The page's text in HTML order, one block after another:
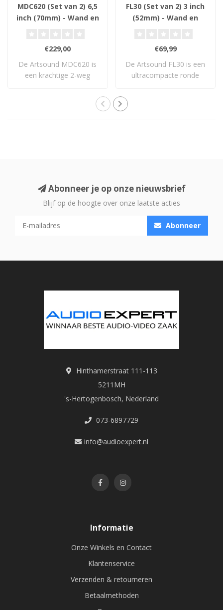
MDC620 (Set van 2) 6,5
inch (70mm) - Wand en
€229,00
De Artsound MDC620 is
een krachtige 2-weg
FL30 (Set van 2) 3 inch
(52mm) - Wand en
€69,99
De Artsound FL30 is een
ultracompacte ronde
Abonneer je op onze nieuwsbrief
Blijf op de hoogte over onze laatste acties
Abonneer
Hinthamerstraat 111-113
5211MH
's-Hertogenbosch, Nederland
073-6897729
info@audioexpert.nl
Informatie
Onze Winkels en Contact
Klantenservice
Verzenden & retourneren
Betaalmethoden